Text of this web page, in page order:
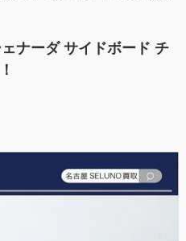
ェナーダ サイドボード チ